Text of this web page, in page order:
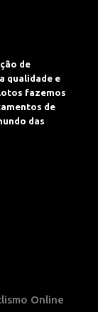
de
qualidade e
fazemos
de
das
Online